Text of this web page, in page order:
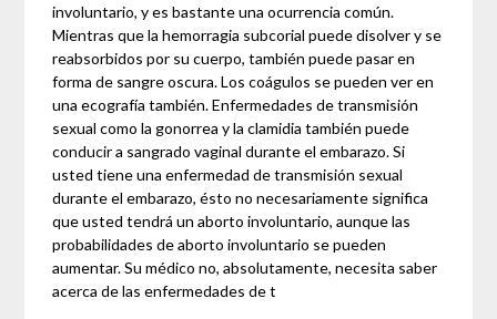
involuntario, y es bastante una ocurrencia común.
Mientras que la hemorragia subcorial puede disolver y se
reabsorbidos por su cuerpo, también puede pasar en
forma de sangre oscura. Los coágulos se pueden ver en
una ecografía también. Enfermedades de transmisión
sexual como la gonorrea y la clamidia también puede
conducir a sangrado vaginal durante el embarazo. Si
usted tiene una enfermedad de transmisión sexual
durante el embarazo, ésto no necesariamente significa
que usted tendrá un aborto involuntario, aunque las
probabilidades de aborto involuntario se pueden
aumentar. Su médico no, absolutamente, necesita saber
acerca de las enfermedades de t